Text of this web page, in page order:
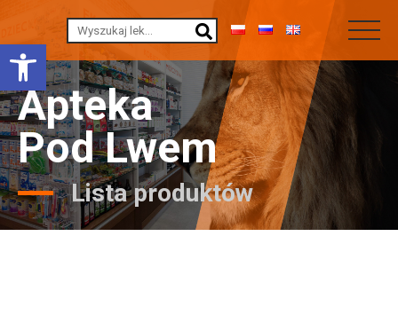
Otwórz pasek narzędzi
Apteka
Pod Lwem
Lista produktów